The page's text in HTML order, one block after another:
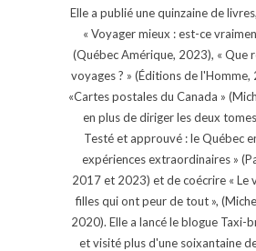
Elle a publié une quinzaine de
« Voyager mieux : est-ce
(Québec Amérique, 2023), « Que
voyages ? » (Éditions de
«Cartes postales du Canada »
en plus de diriger les deux
Testé et approuvé : le Québec
expériences extraordinaires »
2017 et 2023) et de coécrire « Le
filles qui ont peur de tout »,
2020). Elle a lancé le blogue Taxi-
et visité plus d'une soixantaine